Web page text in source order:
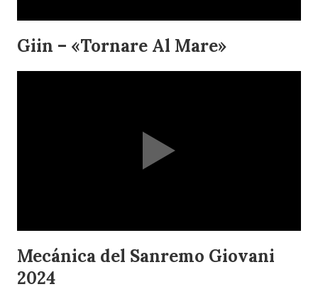
Giin – «Tornare Al Mare»
Mecánica del Sanremo Giovani
2024